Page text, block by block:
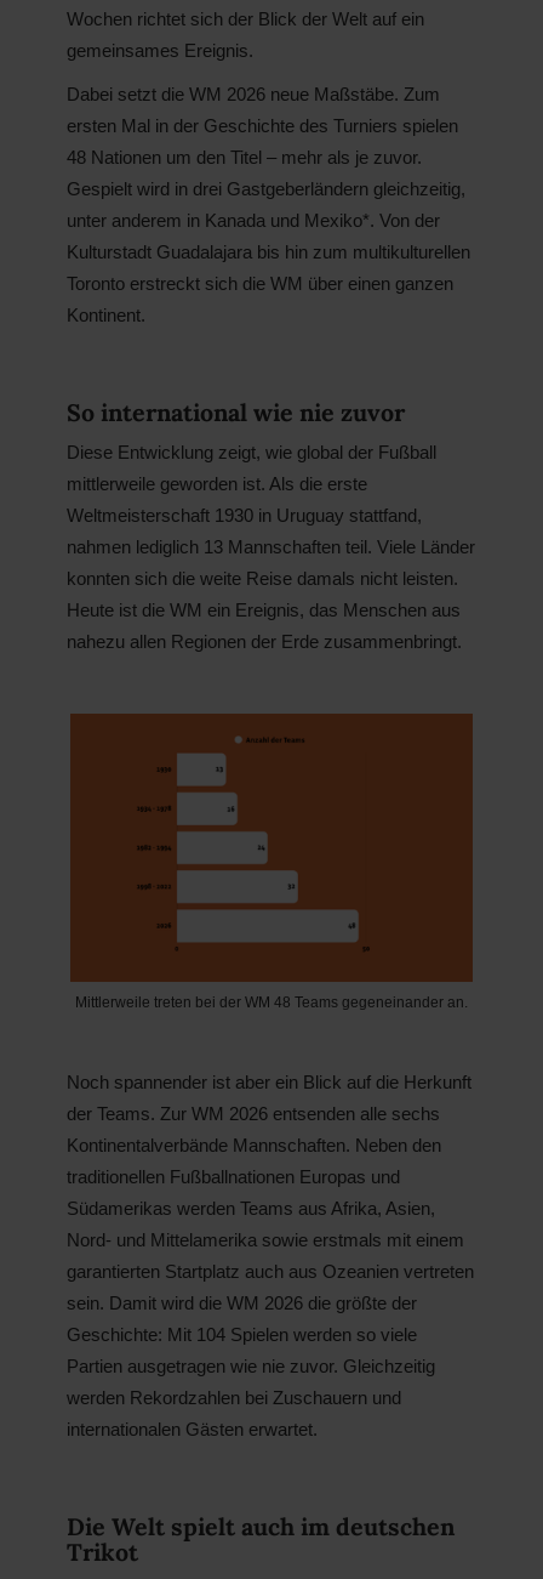
Wochen richtet sich der Blick der Welt auf ein
gemeinsames Ereignis.
Dabei setzt die WM 2026 neue Maßstäbe. Zum
ersten Mal in der Geschichte des Turniers spielen
48 Nationen um den Titel – mehr als je zuvor.
Gespielt wird in drei Gastgeberländern gleichzeitig,
unter anderem in Kanada und Mexiko*. Von der
Kulturstadt Guadalajara bis hin zum multikulturellen
Toronto erstreckt sich die WM über einen ganzen
Kontinent.
So international wie nie zuvor
Diese Entwicklung zeigt, wie global der Fußball
mittlerweile geworden ist. Als die erste
Weltmeisterschaft 1930 in Uruguay stattfand,
nahmen lediglich 13 Mannschaften teil. Viele Länder
konnten sich die weite Reise damals nicht leisten.
Heute ist die WM ein Ereignis, das Menschen aus
nahezu allen Regionen der Erde zusammenbringt.
Mittlerweile treten bei der WM 48 Teams gegeneinander an.
Noch spannender ist aber ein Blick auf die Herkunft
der Teams. Zur WM 2026 entsenden alle sechs
Kontinentalverbände Mannschaften. Neben den
traditionellen Fußballnationen Europas und
Südamerikas werden Teams aus Afrika, Asien,
Nord- und Mittelamerika sowie erstmals mit einem
garantierten Startplatz auch aus Ozeanien vertreten
sein. Damit wird die WM 2026 die größte der
Geschichte: Mit 104 Spielen werden so viele
Partien ausgetragen wie nie zuvor. Gleichzeitig
werden Rekordzahlen bei Zuschauern und
internationalen Gästen erwartet.
Die Welt spielt auch im deutschen
Trikot